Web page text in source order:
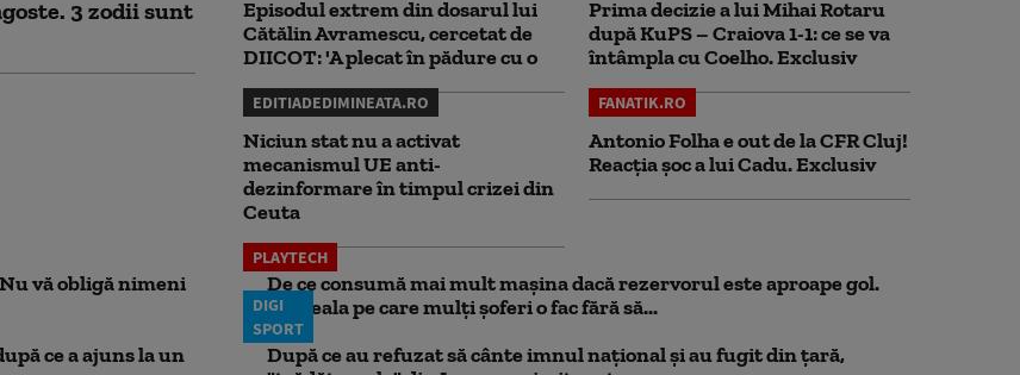
3 zodii sunt
Episodul extrem din dosarul lui
Cătălin Avramescu, cercetat de
DIICOT: 'A plecat în pădure cu o
Prima decizie a lui Mihai Rotaru
după KuPS – Craiova 1-1: ce se va
întâmpla cu Coelho. Exclusiv
EDITIADEDIMINEATA.RO
Niciun stat nu a activat
mecanismul UE anti-
dezinformare în timpul crizei din
Ceuta
FANATIK.RO
Antonio Folha e out de la CFR Cluj!
Reacția șoc a lui Cadu. Exclusiv
vă obligă nimeni
PLAYTECH
De ce consumă mai mult mașina dacă rezervorul este aproape gol.
Greșeala pe care mulți șoferi o fac fără să...
ce a ajuns la un
DIGI
SPORT
După ce au refuzat să cânte imnul naţional şi au fugit din ţară,